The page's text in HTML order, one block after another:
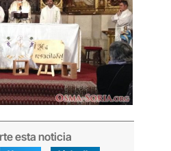
esta noticia